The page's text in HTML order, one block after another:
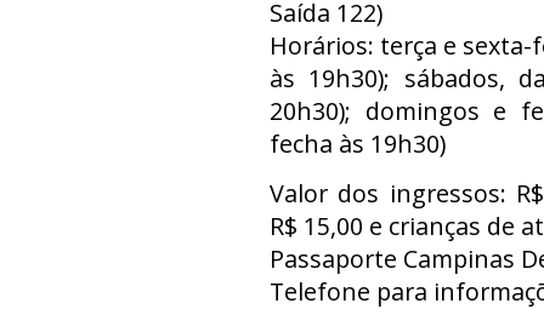
Saída 122)
Horários: terça e
às 19h30); sábados,
20h30); domingos e
fecha às 19h30)
Valor dos ingressos:
R$ 15,00 e crianças de
Passaporte Campinas
Telefone para